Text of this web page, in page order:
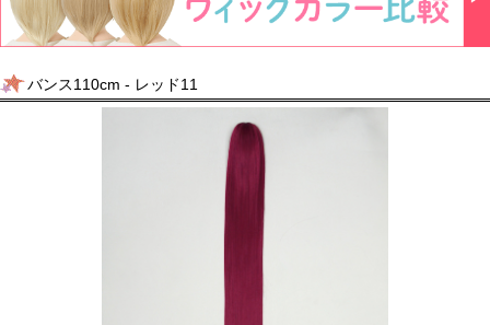
バンス110cm - レッド11